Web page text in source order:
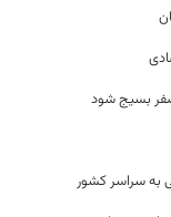
بسیج شود